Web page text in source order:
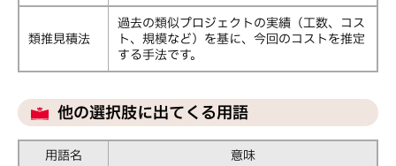
類推見積法
過去の類似プロジェクトの実績（工数、コス
ト、規模など）を基に、今回のコストを推定
する手法です。
他の選択肢に出てくる用語
用語名 意味